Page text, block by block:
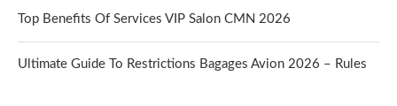
Top Benefits Of Services VIP Salon CMN 2026
Ultimate Guide To Restrictions Bagages Avion 2026 – Rules